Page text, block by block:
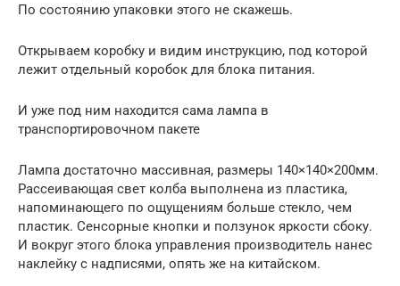
По состоянию упаковки этого не скажешь.
Открываем коробку и видим инструкцию, под которой
лежит отдельный коробок для блока питания.
И уже под ним находится сама лампа в
транспортировочном пакете
Лампа достаточно массивная, размеры 140×140×200мм.
Рассеивающая свет колба выполнена из пластика,
напоминающего по ощущениям больше стекло, чем
пластик. Сенсорные кнопки и ползунок яркости сбоку.
И вокруг этого блока управления производитель нанес
наклейку с надписями, опять же на китайском.